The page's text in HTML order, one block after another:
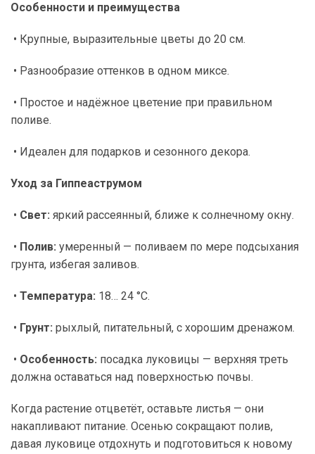
Особенности и преимущества
• Крупные, выразительные цветы до 20 см.
• Разнообразие оттенков в одном миксе.
• Простое и надёжное цветение при правильном
поливе.
• Идеален для подарков и сезонного декора.
Уход за Гиппеаструмом
• Свет: яркий рассеянный, ближе к солнечному окну.
• Полив: умеренный — поливаем по мере подсыхания
грунта, избегая заливов.
• Температура: 18… 24 °C.
• Грунт: рыхлый, питательный, с хорошим дренажом.
• Особенность: посадка луковицы — верхняя треть
должна оставаться над поверхностью почвы.
Когда растение отцветёт, оставьте листья — они
накапливают питание. Осенью сокращают полив,
давая луковице отдохнуть и подготовиться к новому